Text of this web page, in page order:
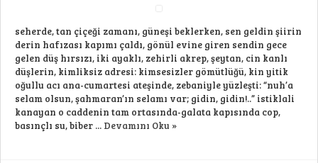
için
seherde, tan çiçeği zamanı, güneşi beklerken, sen geldin şiirin
derin hafızası kapımı çaldı, gönül evine giren sendin gece
gelen düş hırsızı, iki ayaklı, zehirli akrep, şeytan, cin kanlı
düşlerin, kimliksiz adresi: kimsesizler gömütlüğü, kin yitik
oğullu acı ana-cumartesi ateşinde, zebaniyle yüzleşti: “nuh’a
selam olsun, şahmaran’ın selamı var; gidin, gidin!..” istiklali
kanayan o caddenin tam ortasında-galata kapısında cop,
basınçlı su, biber ... Devamını Oku »